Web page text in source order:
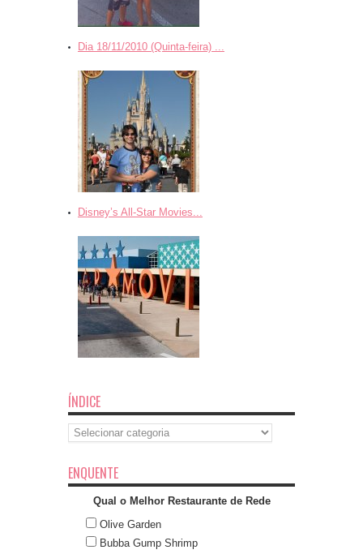
Dia 18/11/2010 (Quinta-feira) ...
Disney’s All-Star Movies...
ÍNDICE
Índice
ENQUENTE
Qual o Melhor Restaurante de Rede
Olive Garden
Bubba Gump Shrimp